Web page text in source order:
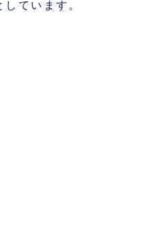
ています。